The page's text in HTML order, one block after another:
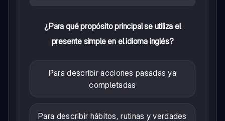
¿Para qué propósito principal se utiliza el
presente simple en el idioma inglés?
Para describir acciones pasadas ya
completadas
Para describir hábitos, rutinas y verdades